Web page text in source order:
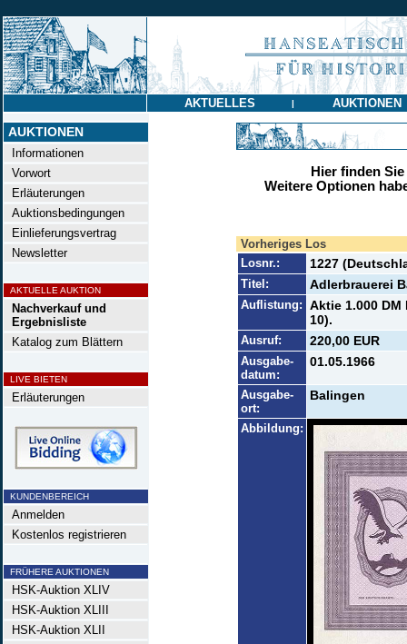
AKTUELLES | AUKTIONEN
AUKTIONEN
Informationen
Vorwort
Erläuterungen
Auktionsbedingungen
Einlieferungsvertrag
Newsletter
AKTUELLE AUKTION
Nachverkauf und
Ergebnisliste
Katalog zum Blättern
LIVE BIETEN
Erläuterungen
KUNDENBEREICH
Anmelden
Kostenlos registrieren
FRÜHERE AUKTIONEN
HSK-Auktion XLIV
HSK-Auktion XLIII
HSK-Auktion XLII
Hier finden
Weitere Optionen
Vorheriges Los
Losnr.:
1227
Titel: Adlerbrauerei
Auflistung: Aktie 1.000
10).
Ausruf: 220,00 EUR
Ausgabe-
datum:
01.05.1966
Ausgabe-
ort:
Balingen
Abbildung: